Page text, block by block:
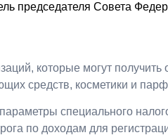
председателя Совета
которые могут получить
средств, косметики и
специального
по доходам для